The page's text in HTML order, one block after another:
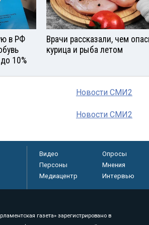
в РФ
10%
Врачи рассказали, чем
курица и рыба летом
Новости СМИ2
Новости СМИ2
Видео Опросы
Персоны
Мнения
Медиацентр
Интервью
газета» зарегистрировано в